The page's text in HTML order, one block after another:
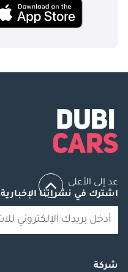
عد إلى الأعلى
اشترك في نشراتنا الإخبارية
شركة